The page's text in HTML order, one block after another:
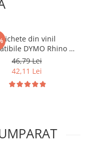
din vinil
DYMO Rhino 9
negru pe alb pentru
electrice, panouri
comandă și cabluri
18443
46,79 Lei
42,11 Lei